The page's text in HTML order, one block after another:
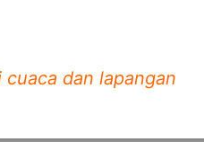
dan lapangan